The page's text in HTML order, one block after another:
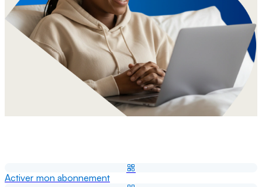
Activer mon abonnement